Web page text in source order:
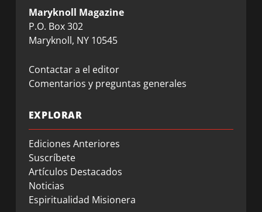
Maryknoll Magazine
P.O. Box 302
Maryknoll, NY 10545
Contactar a el editor
Comentarios y preguntas generales
EXPLORAR
Ediciones Anteriores
Suscríbete
Artículos Destacados
Noticias
Espiritualidad Misionera